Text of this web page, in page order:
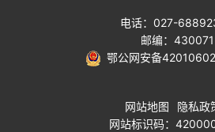
电话：027-
邮编：430071
鄂公网安备
网站地图
隐私政
网站标识码：